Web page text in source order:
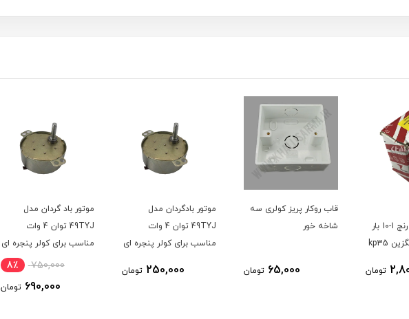
Model:HLP110 رنج 1-10 بار
تومان
قاب روکار پریز کولری سه
شاخه خور
65,000 تومان
موتور بادگردان مدل
49TYJ توان 4 وات
مناسب برای کولر پنجره ای
250,000 تومان
موتور باد گردان مدل
49TYJ توان 4 وات
مناسب برای کولر پنجره ای
750,000 8٪
690,000 تومان